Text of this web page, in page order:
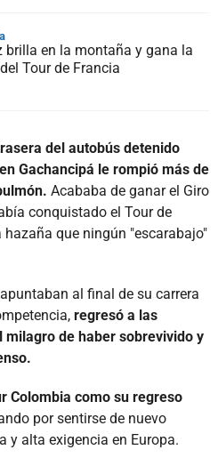
brilla en la montaña y gana la
Tour de Francia
del autobús detenido
Gachancipá le rompió más de
Acababa de ganar el Giro
conquistado el Tour de
que ningún "escarabajo"
al final de su carrera
regresó a las
de haber sobrevivido y
Colombia como su regreso
por sentirse de nuevo
y alta exigencia en Europa.